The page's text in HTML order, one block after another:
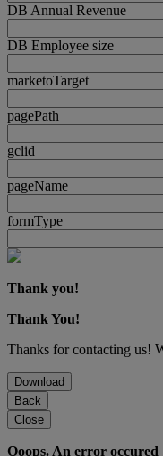
DB Annual Revenue
DB Employee size
marketoTarget
pagePath
gclid
pageName
formType
Thank you!
Thank You!
Thanks for contacting us!
Download
Back
Close
Ooops. An error occured